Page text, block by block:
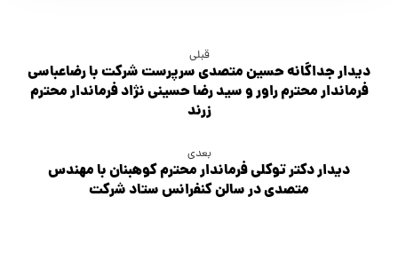
قبلی
دیدار جداگانه حسین متصدی سرپرست شرکت با رضاعباسی
فرماندار محترم راور و سید رضا حسینی نژاد فرماندار محترم
زرند
بعدی
دیدار دکتر توکلی فرماندار محترم کوهبنان با مهندس
متصدی در سالن کنفرانس ستاد شرکت